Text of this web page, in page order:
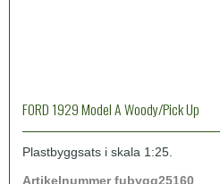
FORD 1929 Model A Woody/Pick Up
Plastbyggsats i skala 1:25.
Artikelnummer fubygg25160